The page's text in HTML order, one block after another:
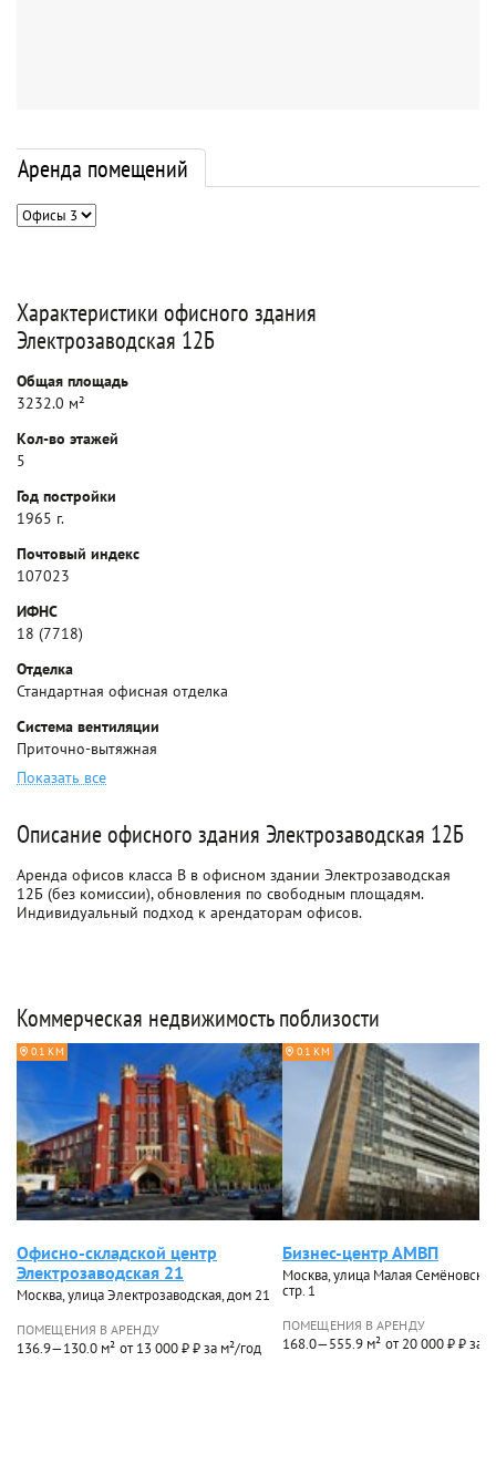
Аренда помещений
Характеристики офисного здания
Электрозаводская 12Б
Общая площадь
3232.0 м²
Кол-во этажей
5
Год постройки
1965 г.
Почтовый индекс
107023
ИФНС
18 (7718)
Отделка
Стандартная офисная отделка
Система вентиляции
Приточно-вытяжная
Показать все
Описание офисного здания Электрозаводская 12Б
Аренда офисов класса B в офисном здании Электрозаводская
12Б (без комиссии), обновления по свободным площадям.
Индивидуальный подход к арендаторам офисов.
Коммерческая недвижимость поблизости
0.1 КМ
Офисно-складской центр
Электрозаводская 21
Москва, улица Электрозаводская, дом 21
ПОМЕЩЕНИЯ В АРЕНДУ
136.9—130.0 м² от 13 000 ₽ ₽ за м²/год
0.1 КМ
Бизнес-центр АМВП
Москва, улица Малая
стр. 1
ПОМЕЩЕНИЯ В АРЕНДУ
168.0—555.9 м² от 20 000 ₽ ₽ за